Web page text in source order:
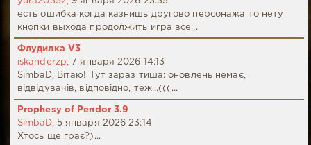
есть ошибка когда казнишь другово персонажа то нету
кнопки выхода продолжить игра все...
Флудилка V3
iskanderzp, 7 января 2026 14:13
SimbaD, Вітаю! Тут зараз тиша: оновлень немає,
відвідувачів, відповідно, теж...(((...
Prophesy of Pendor 3.9
SimbaD, 5 января 2026 23:14
Хтось ще грає?)...